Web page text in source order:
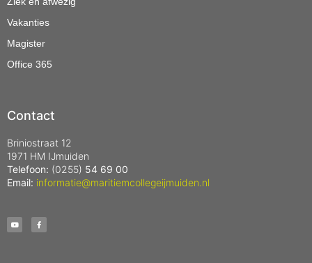
Vakanties
Magister
Office 365
Contact
Briniostraat 12
1971 HM IJmuiden
Telefoon: (0255) 54 69 00
Email: informatie@maritiemcollegeijmuiden.nl